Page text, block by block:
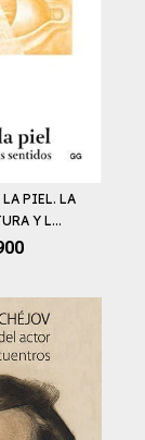
PIEL. LA
Y L...